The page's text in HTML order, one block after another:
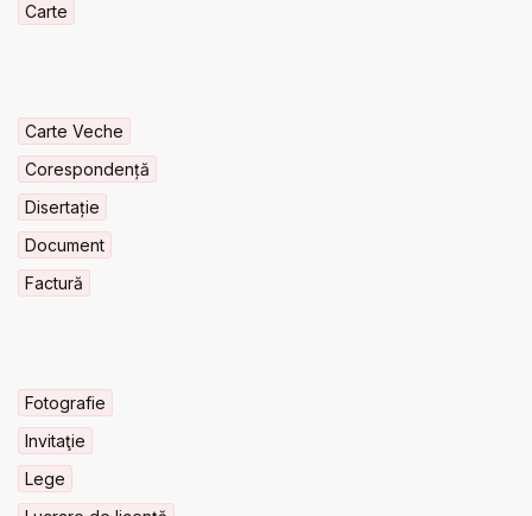
Carte
Carte Veche
Corespondență
Disertație
Document
Factură
Fotografie
Invitaţie
Lege